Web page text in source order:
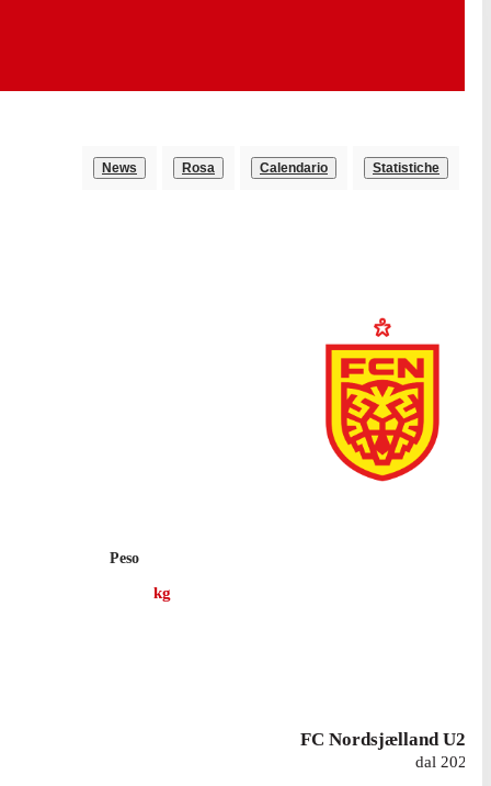
News Rosa Calendario Statistiche
Peso
kg
FC Nordsjælland U21
dal 2024